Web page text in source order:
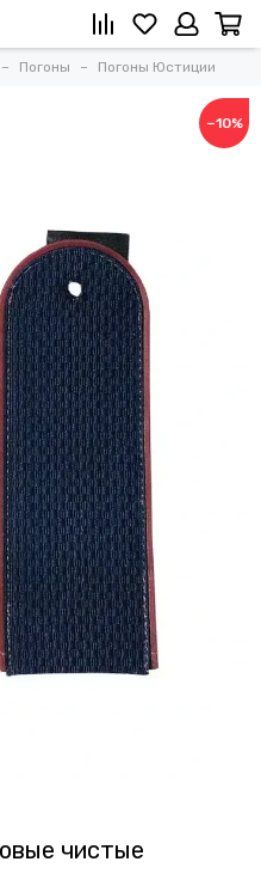
Погоны Погоны Юстиции
−10%
чистые